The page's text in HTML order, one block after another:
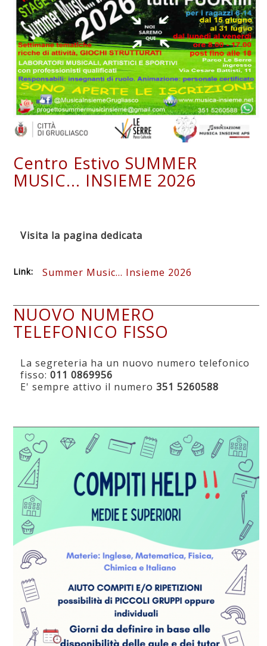
Centro Estivo SUMMER
MUSIC... INSIEME 2026
Visita la pagina dedicata
Link: Summer Music... Insieme 2026
NUOVO NUMERO
TELEFONICO FISSO
La segreteria ha un nuovo numero telefonico
fisso:011 0869956
E' sempre attivo il numero351 5260588